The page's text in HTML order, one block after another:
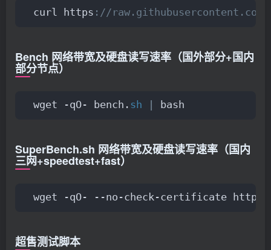
curl https ://
Bench 网络带宽及硬盘读写速率（国外部分+国内
部分节点）
wget -qO- bench. sh bash
SuperBench.sh 网络带宽及硬盘读写速率（国内
三网+speedtest+fast）
wget -qO- --no-check-certificate https
超售测试脚本